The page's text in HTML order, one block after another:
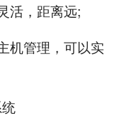
，距离远;
管理，可以实